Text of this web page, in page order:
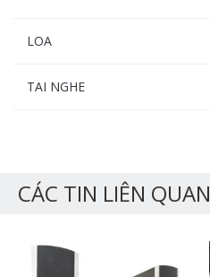
LOA
TAI NGHE
CÁC TIN LIÊN QUAN